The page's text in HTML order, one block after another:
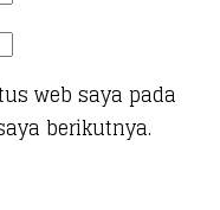
web saya pada
berikutnya.